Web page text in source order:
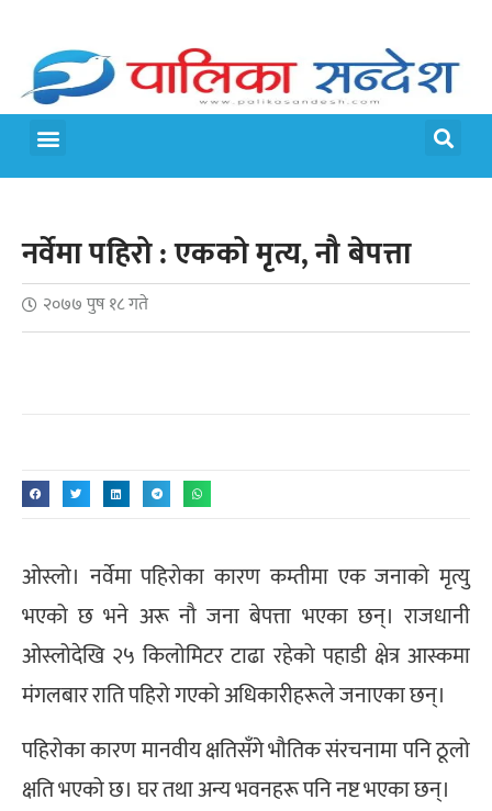
नर्वेमा पहिरो : एकको मृत्य, नौ बेपत्ता
२०७७ पुष १८ गते
ओस्लो। नर्वेमा पहिरोका कारण कम्तीमा एक जनाको मृत्यु
भएको छ भने अरू नौ जना बेपत्ता भएका छन्। राजधानी
ओस्लोदेखि २५ किलोमिटर टाढा रहेको पहाडी क्षेत्र आस्कमा
मंगलबार राति पहिरो गएको अधिकारीहरूले जनाएका छन्।
पहिरोका कारण मानवीय क्षतिसँगे भौतिक संरचनामा पनि ठूलो
क्षति भएको छ। घर तथा अन्य भवनहरू पनि नष्ट भएका छन्।